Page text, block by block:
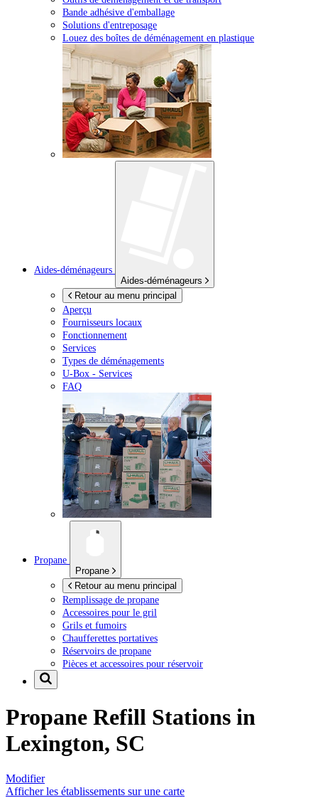
Bande adhésive d'emballage
Solutions d'entreposage
Louez des boîtes de déménagement en plastique
Aides-déménageurs
Aides-déménageurs
Retour au menu principal
Aperçu
Fournisseurs locaux
Fonctionnement
Services
Types de déménagements
U-Box - Services
FAQ
Propane
Propane
Retour au menu principal
Remplissage de propane
Accessoires pour le gril
Grils et fumoirs
Chaufferettes portatives
Réservoirs de propane
Pièces et accessoires pour réservoir
Propane Refill Stations in
Lexington, SC
Modifier
Afficher les établissements sur une carte